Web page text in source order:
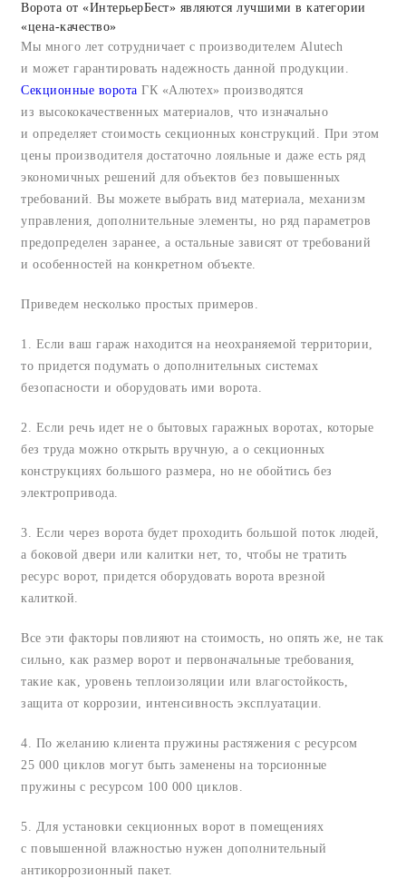
Ворота от «ИнтерьерБест» являются лучшими в категории
«цена-качество»
Мы много лет сотрудничает с производителем Alutech
и может гарантировать надежность данной продукции.
Секционные ворота ГК «Алютех» производятся
из высококачественных материалов, что изначально
и определяет стоимость секционных конструкций. При этом
цены производителя достаточно лояльные и даже есть ряд
экономичных решений для объектов без повышенных
требований. Вы можете выбрать вид материала, механизм
управления, дополнительные элементы, но ряд параметров
предопределен заранее, а остальные зависят от требований
и особенностей на конкретном объекте.
Приведем несколько простых примеров.
1. Если ваш гараж находится на неохраняемой территории,
то придется подумать о дополнительных системах
безопасности и оборудовать ими ворота.
2. Если речь идет не о бытовых гаражных воротах, которые
без труда можно открыть вручную, а о секционных
конструкциях большого размера, но не обойтись без
электропривода.
3. Если через ворота будет проходить большой поток людей,
а боковой двери или калитки нет, то, чтобы не тратить
ресурс ворот, придется оборудовать ворота врезной
калиткой.
Все эти факторы повлияют на стоимость, но опять же, не так
сильно, как размер ворот и первоначальные требования,
такие как, уровень теплоизоляции или влагостойкость,
защита от коррозии, интенсивность эксплуатации.
4. По желанию клиента пружины растяжения с ресурсом
25 000 циклов могут быть заменены на торсионные
пружины с ресурсом 100 000 циклов.
5. Для установки секционных ворот в помещениях
с повышенной влажностью нужен дополнительный
антикоррозионный пакет.